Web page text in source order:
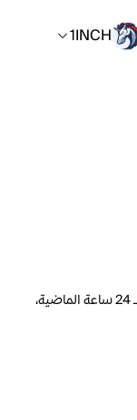
1INCH
السعر الحالي لـ Enjin Coin هو 1INCH 0.3029 لكل ENJ. مع عرض متداول يبلغ 1.990B ENJ، فإن هذا يعني أن قيمة Enjin Coin السوقية تبلغ 15.66M. انخفض حجم تداول Enjin Coin بمقدار KWD 215.7k خلال الـ 24 ساعة الماضية،